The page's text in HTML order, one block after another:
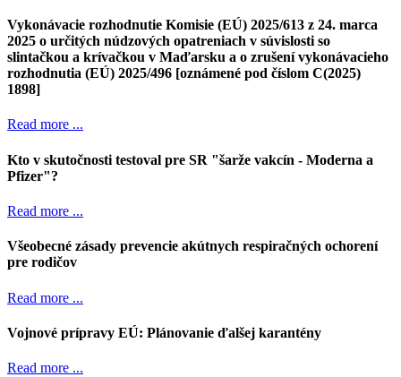
Vykonávacie rozhodnutie Komisie (EÚ) 2025/613 z 24. marca
2025 o určitých núdzových opatreniach v súvislosti so
slintačkou a krívačkou v Maďarsku a o zrušení vykonávacieho
rozhodnutia (EÚ) 2025/496 [oznámené pod číslom C(2025)
1898]
Read more ...
Kto v skutočnosti testoval pre SR "šarže vakcín - Moderna a
Pfizer"?
Read more ...
Všeobecné zásady prevencie akútnych respiračných ochorení
pre rodičov
Read more ...
Vojnové prípravy EÚ: Plánovanie ďalšej karantény
Read more ...